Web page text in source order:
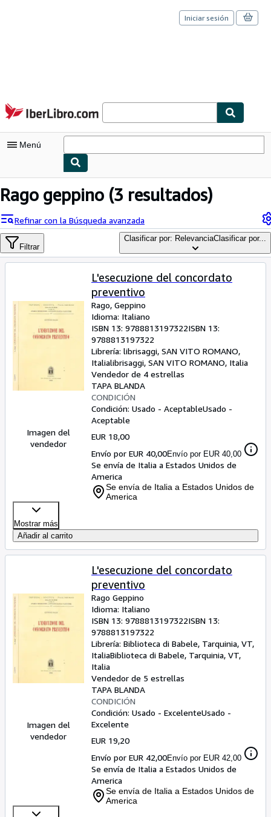
Pasar al contenido principal
IberLibro.com
Iniciar sesión
Menú
Cerrar sesión
Búsqueda avanzada
Arte y coleccionismo
Vendedores
Ayuda
CERRAR
Rago geppino (3 resultados)
Refinar con la Búsqueda avanzada
Filtrar
Clasificar por: RelevanciaClasificar por...
Imagen del
vendedor
L'esecuzione del concordato
preventivo
Rago, Geppino
Idioma: Italiano
ISBN 13: 9788813197322ISBN 13:
9788813197322
Librería: librisaggi, SAN VITO ROMANO,
Italialibrisaggi, SAN VITO ROMANO, Italia
Vendedor de 4 estrellas
TAPA BLANDA
CONDICIÓN
Condición: Usado - AceptableUsado -
Aceptable
EUR 18,00
Envío por EUR 40,00Envío por EUR 40,00
Se envía de Italia a Estados Unidos de
America
Se envía de Italia a Estados Unidos de
America
Mostrar más
Añadir al carrito
Imagen del
vendedor
L'esecuzione del concordato
preventivo
Rago Geppino
Idioma: Italiano
ISBN 13: 9788813197322ISBN 13:
9788813197322
Librería: Biblioteca di Babele, Tarquinia, VT,
ItaliaBiblioteca di Babele, Tarquinia, VT,
Italia
Vendedor de 5 estrellas
TAPA BLANDA
CONDICIÓN
Condición: Usado - ExcelenteUsado -
Excelente
EUR 19,20
Envío por EUR 42,00Envío por EUR 42,00
Se envía de Italia a Estados Unidos de
America
Se envía de Italia a Estados Unidos de
America